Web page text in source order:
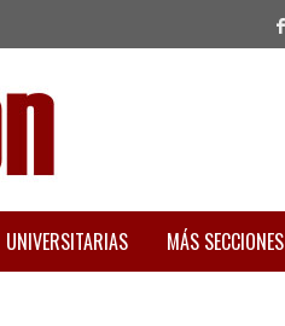
UNIVERSITARIAS MÁS SECCIONES